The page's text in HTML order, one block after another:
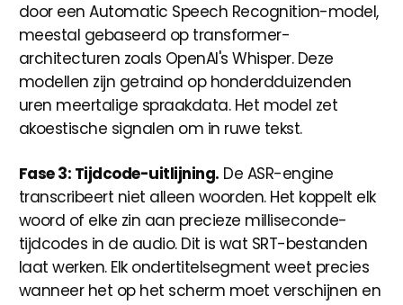
door een Automatic Speech Recognition-model,
meestal gebaseerd op transformer-
architecturen zoals OpenAI's Whisper. Deze
modellen zijn getraind op honderdduizenden
uren meertalige spraakdata. Het model zet
akoestische signalen om in ruwe tekst.
Fase 3: Tijdcode-uitlijning. De ASR-engine
transcribeert niet alleen woorden. Het koppelt elk
woord of elke zin aan precieze milliseconde-
tijdcodes in de audio. Dit is wat SRT-bestanden
laat werken. Elk ondertitelsegment weet precies
wanneer het op het scherm moet verschijnen en